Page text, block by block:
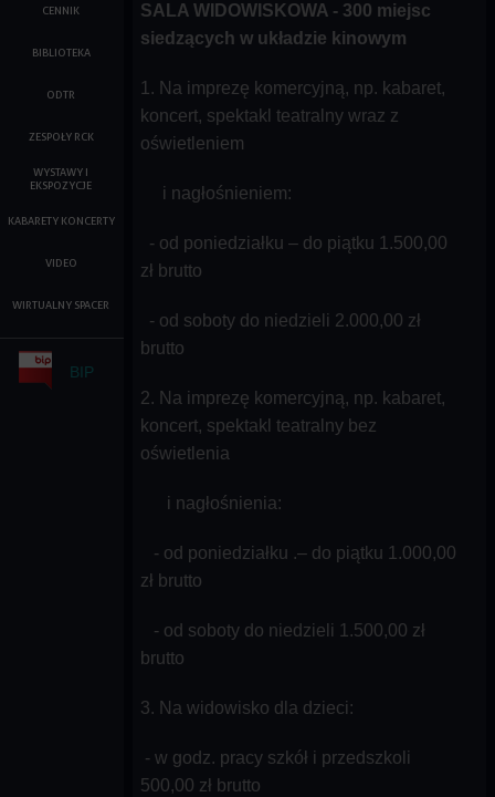
CENNIK
BIBLIOTEKA
ODTR
ZESPOŁY RCK
WYSTAWY I
EKSPOZYCJE
KABARETY KONCERTY
VIDEO
WIRTUALNY SPACER
BIP
SALA WIDOWISKOWA - 300 miejsc
siedzących w układzie kinowym
1. Na imprezę komercyjną, np. kabaret,
koncert, spektakl teatralny wraz z
oświetleniem
i nagłośnieniem:
- od poniedziałku – do piątku 1.500,00
zł brutto
- od soboty do niedzieli 2.000,00 zł
brutto
2. Na imprezę komercyjną, np. kabaret,
koncert, spektakl teatralny bez
oświetlenia
i nagłośnienia:
- od poniedziałku .– do piątku 1.000,00
zł brutto
- od soboty do niedzieli 1.500,00 zł
brutto
3. Na widowisko dla dzieci:
- w godz. pracy szkół i przedszkoli
500,00 zł brutto